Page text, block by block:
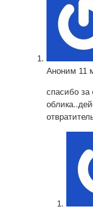
Аноним 11
спасибо за